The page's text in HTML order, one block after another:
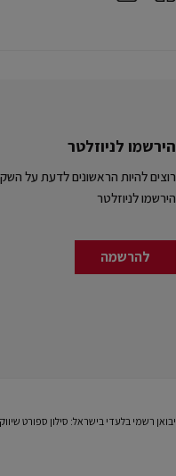
הירשמו לניוזלטר
רוצים להיות הראשונים לדעת על
הירשמו לניוזלטר
להרשמה
יבואן רשמי בלעדי בישראל: סילון ספורט